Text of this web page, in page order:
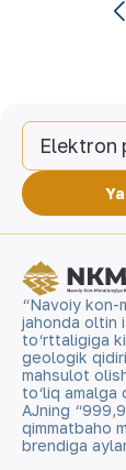
Elektron
“Navoiy kon-
jahonda oltin
to‘rttaligiga
geologik
mahsulot
to‘liq amalga
AJning
qimmatbaho
brendiga